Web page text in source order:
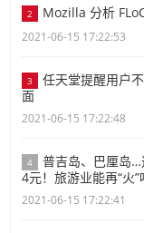
2 Mozilla 分析
2021-06-15 17:22:53
3
任天堂提醒用户
面
2021-06-15 17:22:48
4
普吉岛、巴厘岛…
4元！旅游业能再“火”
2021-06-15 17:22:41